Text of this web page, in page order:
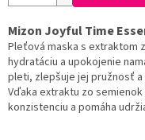
Mizon Joyful Time
Pleťová maska s extraktom
hydratáciu a upokojenie
pleti, zlepšuje jej pružnosť a
Vďaka extraktu zo
konzistenciu a pomáha